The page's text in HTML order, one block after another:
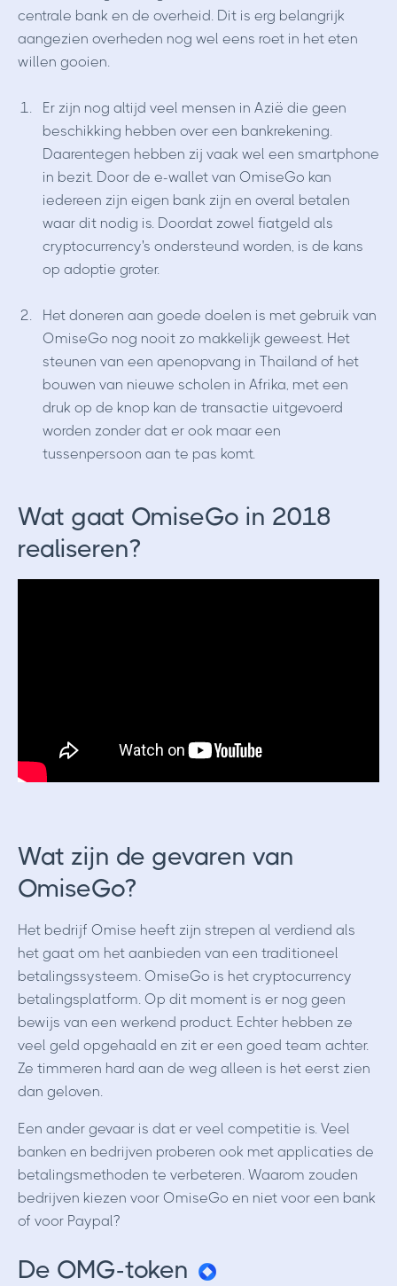
centrale bank en de overheid. Dit is erg belangrijk
aangezien overheden nog wel eens roet in het eten
willen gooien.
Er zijn nog altijd veel mensen in Azië die geen
beschikking hebben over een bankrekening.
Daarentegen hebben zij vaak wel een smartphone
in bezit. Door de e-wallet van OmiseGo kan
iedereen zijn eigen bank zijn en overal betalen
waar dit nodig is. Doordat zowel fiatgeld als
cryptocurrency's ondersteund worden, is de kans
op adoptie groter.
Het doneren aan goede doelen is met gebruik van
OmiseGo nog nooit zo makkelijk geweest. Het
steunen van een apenopvang in Thailand of het
bouwen van nieuwe scholen in Afrika, met een
druk op de knop kan de transactie uitgevoerd
worden zonder dat er ook maar een
tussenpersoon aan te pas komt.
Wat gaat OmiseGo in 2018
realiseren?
Wat zijn de gevaren van
OmiseGo?
Het bedrijf Omise heeft zijn strepen al verdiend als
het gaat om het aanbieden van een traditioneel
betalingssysteem. OmiseGo is het cryptocurrency
betalingsplatform. Op dit moment is er nog geen
bewijs van een werkend product. Echter hebben ze
veel geld opgehaald en zit er een goed team achter.
Ze timmeren hard aan de weg alleen is het eerst zien
dan geloven.
Een ander gevaar is dat er veel competitie is. Veel
banken en bedrijven proberen ook met applicaties de
betalingsmethoden te verbeteren. Waarom zouden
bedrijven kiezen voor OmiseGo en niet voor een bank
of voor Paypal?
De OMG-token